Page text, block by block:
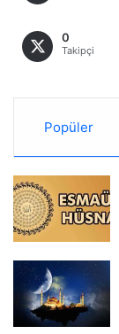
0
Takipçi
Popüler